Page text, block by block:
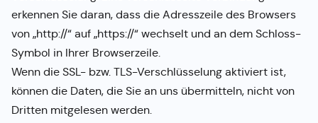
erkennen Sie daran, dass die Adresszeile des Browsers
von „http://“ auf „https://“ wechselt und an dem Schloss-
Symbol in Ihrer Browserzeile.
Wenn die SSL- bzw. TLS-Verschlüsselung aktiviert ist,
können die Daten, die Sie an uns übermitteln, nicht von
Dritten mitgelesen werden.